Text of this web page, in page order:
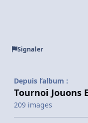
Signaler
Depuis l’album :
Tournoi Jouons
209 images